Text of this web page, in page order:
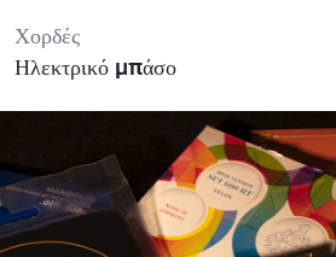
Χορδές
Ηλεκτρικό μπάσο